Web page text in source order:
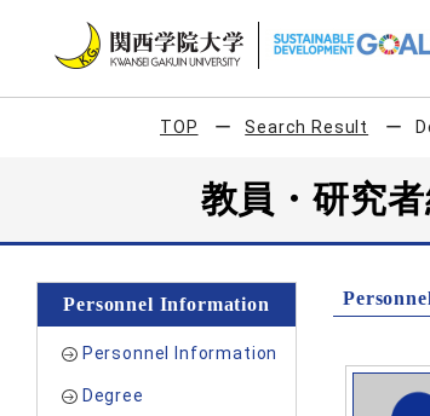
TOP Search Result
教員・研究
Personnel Information
Personnel Information
Degree